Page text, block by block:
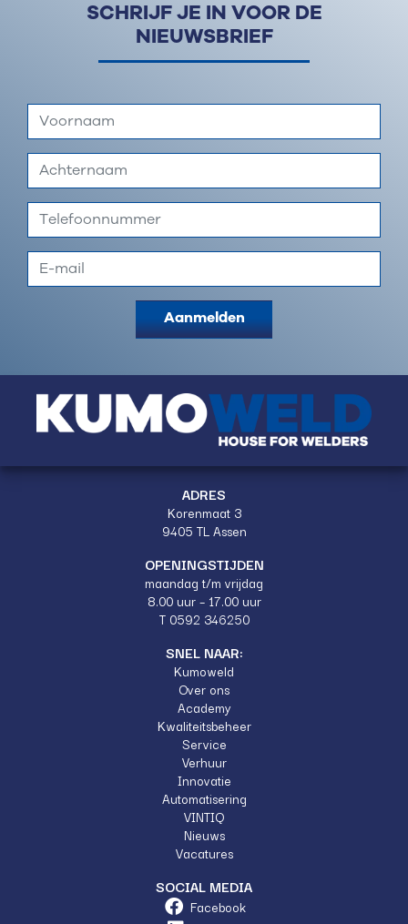
SCHRIJF JE IN VOOR DE
NIEUWSBRIEF
Aanmelden
ADRES
Korenmaat 3
9405 TL Assen
OPENINGSTIJDEN
maandag t/m vrijdag
8.00 uur – 17.00 uur
T 0592 346250
SNEL NAAR:
Kumoweld
Over ons
Academy
Kwaliteitsbeheer
Service
Verhuur
Innovatie
Automatisering
VINTIQ
Nieuws
Vacatures
SOCIAL MEDIA
Facebook